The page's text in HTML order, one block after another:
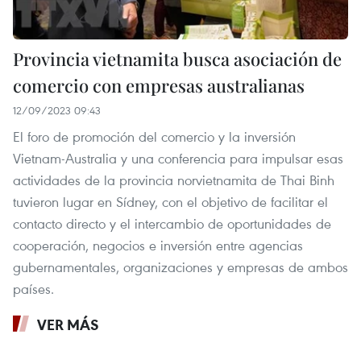
Provincia vietnamita busca asociación de
comercio con empresas australianas
12/09/2023 09:43
El foro de promoción del comercio y la inversión
Vietnam-Australia y una conferencia para impulsar esas
actividades de la provincia norvietnamita de Thai Binh
tuvieron lugar en Sídney, con el objetivo de facilitar el
contacto directo y el intercambio de oportunidades de
cooperación, negocios e inversión entre agencias
gubernamentales, organizaciones y empresas de ambos
países.
VER MÁS